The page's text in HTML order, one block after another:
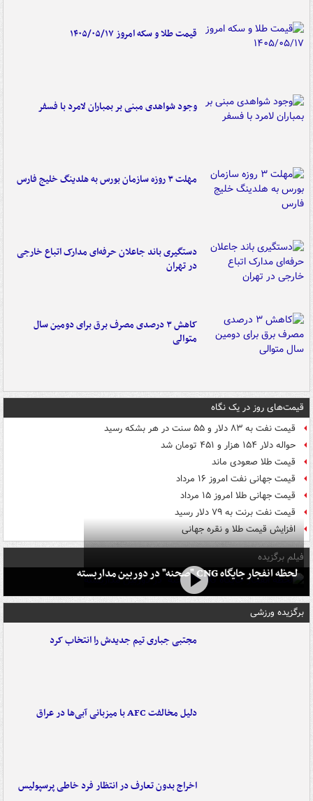
قیمت طلا و سکه امروز ۱۴۰۵/۰۵/۱۷
وجود شواهدی مبنی بر بمباران لامرد با فسفر
مهلت ۳ روزه سازمان بورس به هلدینگ خلیج فارس
دستگیری باند جاعلان حرفه‌ای مدارک اتباع خارجی
در تهران
کاهش ۳ درصدی مصرف برق برای دومین سال
متوالی
قیمت‌های روز در یک نگاه
قیمت نفت به ۸۳ دلار و ۵۵ سنت در هر بشکه رسید
حواله دلار ۱۵۴ هزار و ۴۵۱ تومان شد
قیمت طلا صعودی ماند
قیمت جهانی نفت امروز ۱۶ مرداد
قیمت جهانی طلا امروز ۱۵ مرداد
قیمت نفت برنت به ۷۹ دلار رسید
افزایش قیمت طلا و نقره جهانی
فیلم برگزیده
لحظه انفجار جایگاه CNG "صحنه" در دوربین مداربسته
برگزیده ورزشی
مجتبی جباری تیم جدیدش را انتخاب کرد
دلیل مخالفت AFC با میزبانی آبی‌ها در عراق
اخراج بدون تعارف در انتظار فرد خاطی پرسپولیس